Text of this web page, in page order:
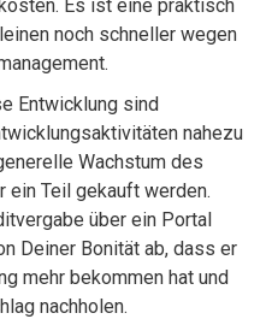
Es ist eine praktisch
noch schneller wegen
Entwicklung sind
nahezu
Wachstum des
ein Teil gekauft werden.
über ein Portal
Deiner Bonität ab, dass er
mehr bekommen hat und
nachholen.